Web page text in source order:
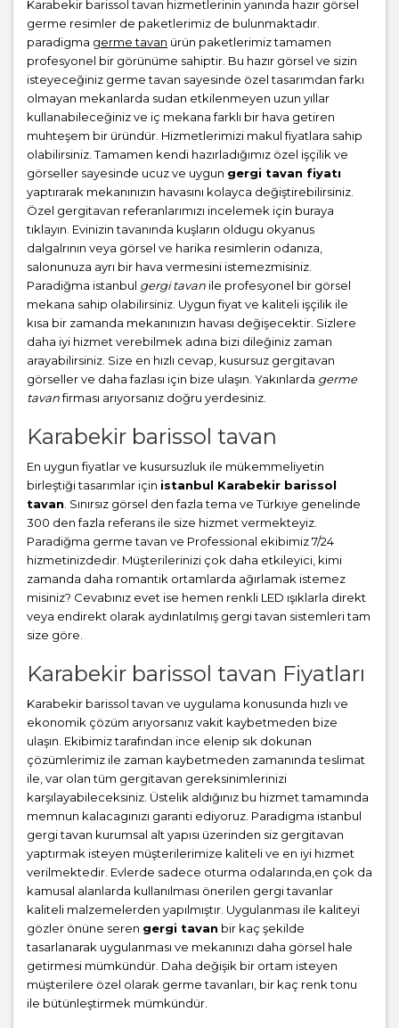
Karabekir barissol tavan hizmetlerinin yanında hazır görsel
germe resimler de paketlerimiz de bulunmaktadır.
paradigma germe tavan ürün paketlerimiz tamamen
profesyonel bir görünüme sahiptir. Bu hazır görsel ve sizin
isteyeceğiniz germe tavan sayesinde özel tasarımdan farkı
olmayan mekanlarda sudan etkilenmeyen uzun yıllar
kullanabileceğiniz ve iç mekana farklı bir hava getiren
muhteşem bir üründür. Hizmetlerimizi makul fiyatlara sahip
olabilirsiniz. Tamamen kendi hazırladığımız özel işçilik ve
görseller sayesinde ucuz ve uygun gergi tavan fiyatı
yaptırarak mekanınızın havasını kolayca değiştirebilirsiniz.
Özel gergitavan referanlarımızı incelemek için buraya
tıklayın. Evinizin tavanında kuşların oldugu okyanus
dalgalrının veya görsel ve harika resimlerin odanıza,
salonunuza ayrı bir hava vermesini istemezmisiniz.
Paradiğma istanbul gergi tavan ile profesyonel bir görsel
mekana sahip olabilirsiniz. Uygun fiyat ve kaliteli işçilik ile
kısa bir zamanda mekanınızın havası değişecektir. Sizlere
daha iyi hizmet verebilmek adına bizi dileğiniz zaman
arayabilirsiniz. Size en hızlı cevap, kusursuz gergitavan
görseller ve daha fazlası için bize ulaşın. Yakınlarda germe
tavanfirması arıyorsanız doğru yerdesiniz.
Karabekir barissol tavan
En uygun fiyatlar ve kusursuzluk ile mükemmeliyetin
birleştiği tasarımlar için istanbul Karabekir barissol
tavan . Sınırsız görsel den fazla tema ve Türkiye genelinde
300 den fazla referans ile size hizmet vermekteyiz.
Paradiğma germe tavan ve Professional ekibimiz 7/24
hizmetinizdedir. Müşterilerinizi çok daha etkileyici, kimi
zamanda daha romantik ortamlarda ağırlamak istemez
misiniz? Cevabınız evet ise hemen renkli LED ışıklarla direkt
veya endirekt olarak aydınlatılmış gergi tavan sistemleri tam
size göre.
Karabekir barissol tavan Fiyatları
Karabekir barissol tavan ve uygulama konusunda hızlı ve
ekonomik çözüm arıyorsanız vakit kaybetmeden bize
ulaşın. Ekibimiz tarafından ince elenip sık dokunan
çözümlerimiz ile zaman kaybetmeden zamanında teslimat
ile, var olan tüm gergitavan gereksinimlerinizi
karşılayabileceksiniz. Üstelik aldığınız bu hizmet tamamında
memnun kalacagınızı garanti ediyoruz. Paradigma istanbul
gergi tavan kurumsal alt yapısı üzerinden siz gergitavan
yaptırmak isteyen müşterilerimize kaliteli ve en iyi hizmet
verilmektedir. Evlerde sadece oturma odalarında,en çok da
kamusal alanlarda kullanılması önerilen gergi tavanlar
kaliteli malzemelerden yapılmıştır. Uygulanması ile kaliteyi
gözler önüne seren gergi tavan bir kaç şekilde
tasarlanarak uygulanması ve mekanınızı daha görsel hale
getirmesi mümkündür. Daha değişik bir ortam isteyen
müşterilere özel olarak germe tavanları, bir kaç renk tonu
ile bütünleştirmek mümkündür.